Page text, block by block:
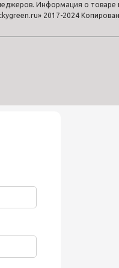
Информация о товаре
2017-2024